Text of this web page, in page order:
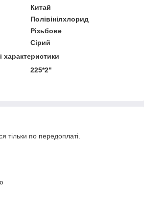
Китай
Полівінілхлорид
Різьбове
Сірий
характеристики
225*2"
тільки по передоплаті.